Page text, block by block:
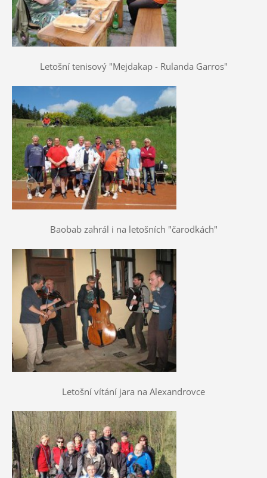
Letošní tenisový "Mejdakap - Rulanda Garros"
Baobab zahrál i na letošních "čarodkách"
Letošní vítání jara na Alexandrovce